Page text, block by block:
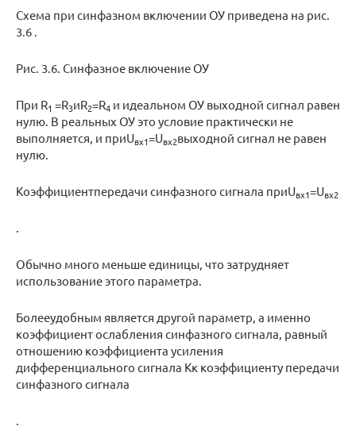
Схема при синфазном включении ОУ приведена на рис.
3.6 .
Рис. 3.6. Синфазное включение ОУ
При R1 =R3иR2=R4 и идеальном ОУ выходной сигнал равен
нулю. В реальных ОУ это условие практически не
выполняется, и приUвх1=Uвх2выходной сигнал не равен
нулю.
Коэффициентпередачи синфазного сигнала приUвх1=Uвх2
Обычно много меньше единицы, что затрудняет
использование этого параметра.
Болееудобным является другой параметр, а именно
коэффициент ослабления синфазного сигнала, равный
отношению коэффициента усиления
дифференциального сигнала Кк коэффициенту передачи
синфазного сигнала